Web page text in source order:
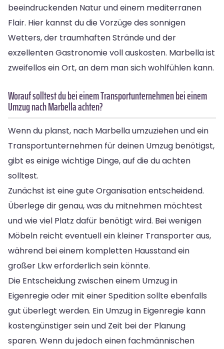
beeindruckenden Natur und einem mediterranen
Flair. Hier kannst du die Vorzüge des sonnigen
Wetters, der traumhaften Strände und der
exzellenten Gastronomie voll auskosten. Marbella ist
zweifellos ein Ort, an dem man sich wohlfühlen kann.
Worauf solltest du bei einem Transportunternehmen bei einem
Umzug nach Marbella achten?
Wenn du planst, nach Marbella umzuziehen und ein
Transportunternehmen für deinen Umzug benötigst,
gibt es einige wichtige Dinge, auf die du achten
solltest.
Zunächst ist eine gute Organisation entscheidend.
Überlege dir genau, was du mitnehmen möchtest
und wie viel Platz dafür benötigt wird. Bei wenigen
Möbeln reicht eventuell ein kleiner Transporter aus,
während bei einem kompletten Hausstand ein
großer Lkw erforderlich sein könnte.
Die Entscheidung zwischen einem Umzug in
Eigenregie oder mit einer Spedition sollte ebenfalls
gut überlegt werden. Ein Umzug in Eigenregie kann
kostengünstiger sein und Zeit bei der Planung
sparen. Wenn du jedoch einen fachmännischen